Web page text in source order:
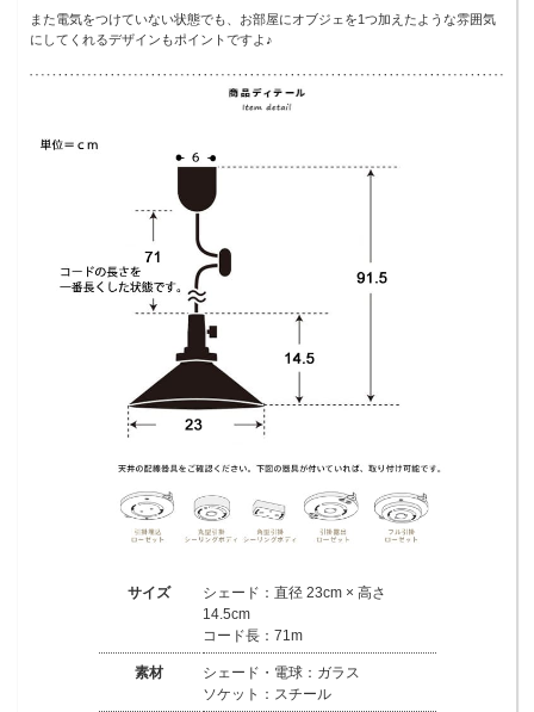
また電気をつけていない状態でも、お部屋にオブジェを1つ加えたような雰囲気
にしてくれるデザインもポイントですよ♪
サイズ
シェード：直径 23cm × 高さ
14.5cm
コード長：71m
素材
シェード・電球：ガラス
ソケット：スチール